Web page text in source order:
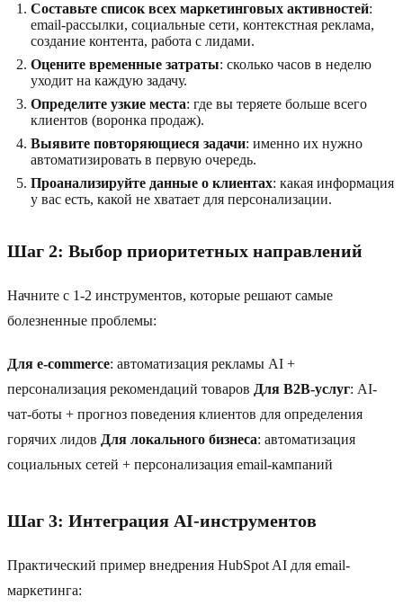
Составьте список всех маркетинговых активностей:
email-рассылки, социальные сети, контекстная реклама,
создание контента, работа с лидами.
Оцените временные затраты: сколько часов в неделю
уходит на каждую задачу.
Определите узкие места: где вы теряете больше всего
клиентов (воронка продаж).
Выявите повторяющиеся задачи: именно их нужно
автоматизировать в первую очередь.
Проанализируйте данные о клиентах: какая информация
у вас есть, какой не хватает для персонализации.
Шаг 2: Выбор приоритетных направлений
Начните с 1-2 инструментов, которые решают самые
болезненные проблемы:
Для e-commerce: автоматизация рекламы AI +
персонализация рекомендаций товаров Для B2B-услуг: AI-
чат-боты + прогноз поведения клиентов для определения
горячих лидов Для локального бизнеса: автоматизация
социальных сетей + персонализация email-кампаний
Шаг 3: Интеграция AI-инструментов
Практический пример внедрения HubSpot AI для email-
маркетинга: